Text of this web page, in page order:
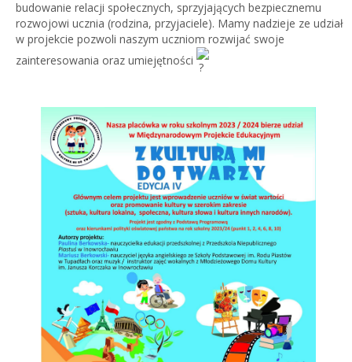
budowanie relacji społecznych, sprzyjających bezpiecznemu
rozwojowi ucznia (rodzina, przyjaciele). Mamy nadzieje ze udział
w projekcie pozwoli naszym uczniom rozwijać swoje
zainteresowania oraz umiejętności